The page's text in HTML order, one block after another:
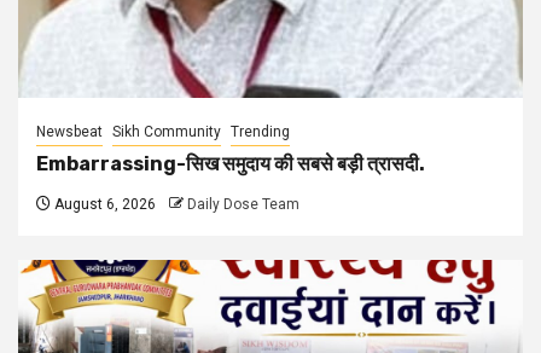
Newsbeat Sikh Community Trending
Embarrassing-सिख समुदाय की सबसे बड़ी त्रासदी.
August 6, 2026 Daily Dose Team